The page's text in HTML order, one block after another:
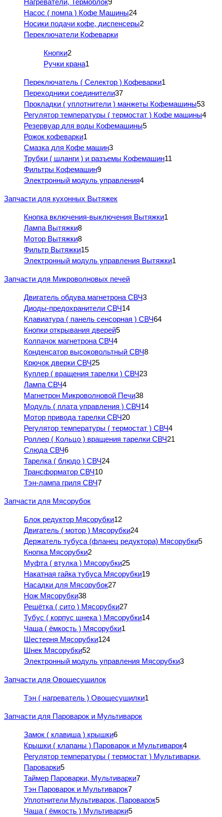
Нагреватели, Термоблок9
Насос ( помпа ) Кофе Машины24
Носики подачи кофе, диспенсеры2
Переключатели Кофеварки
Кнопки2
Ручки крана1
Переключатель ( Селектор ) Кофеварки1
Переходники соединители37
Прокладки ( уплотнители ) манжеты Кофемашины53
Регулятор температуры ( термостат ) Кофе машины4
Резервуар для воды Кофемашины5
Рожок кофеварки1
Смазка для Кофе машин3
Трубки ( шланги ) и разъемы Кофемашин11
Фильтры Кофемашин9
Электронный модуль управления4
Запчасти для кухонных Вытяжек
Кнопка включения-выключения Вытяжки1
Лампа Вытяжки8
Мотор Вытяжки8
Фильтр Вытяжки15
Электронный модуль управления Вытяжки1
Запчасти для Микроволновых печей
Двигатель обдува магнетрона СВЧ3
Диоды-предохранители СВЧ14
Клавиатура ( панель сенсорная ) СВЧ64
Кнопки открывания дверей5
Колпачок магнетрона СВЧ4
Конденсатор высоковольтный СВЧ8
Крючок дверки СВЧ25
Куплер ( вращения тарелки ) СВЧ23
Лампа СВЧ4
Магнетрон Микроволновой Печи38
Модуль ( плата управления ) СВЧ14
Мотор привода тарелки СВЧ20
Регулятор температуры ( термостат ) СВЧ4
Роллер ( Кольцо ) вращения тарелки СВЧ21
Слюда СВЧ6
Тарелка ( блюдо ) СВЧ24
Трансформатор СВЧ10
Тэн-лампа гриля СВЧ7
Запчасти для Мясорубок
Блок редуктор Мясорубки12
Двигатель ( мотор ) Мясорубки24
Держатель тубуса (фланец редуктора) Мясорубки5
Кнопка Мясорубки2
Муфта ( втулка ) Мясорубки25
Накатная гайка тубуса Мясорубки19
Насадки для Мясорубок27
Нож Мясорубки38
Решётка ( сито ) Мясорубки27
Тубус ( корпус шнека ) Мясорубки14
Чаша ( ёмкость ) Мясорубки1
Шестерня Мясорубки124
Шнек Мясорубки52
Электронный модуль управления Мясорубки3
Запчасти для Овощесушилок
Тэн ( нагреватель ) Овощесушилки1
Запчасти для Пароварок и Мультиварок
Замок ( клавиша ) крышки6
Крышки ( клапаны ) Пароварок и Мультиварок4
Регулятор температуры ( термостат ) Мультиварки,
Пароварки5
Таймер Пароварки, Мультиварки7
Тэн Пароварок и Мультиварок7
Уплотнители Мультиварок, Пароварок5
Чаша ( ёмкость ) Мультиварки5